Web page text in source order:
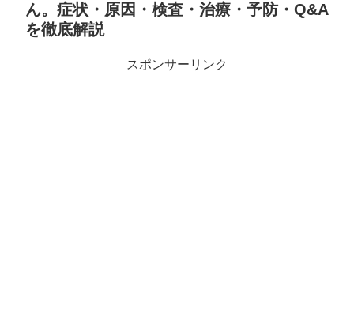
ん。症状・原因・検査・治療・予防・Q&A
を徹底解説
スポンサーリンク